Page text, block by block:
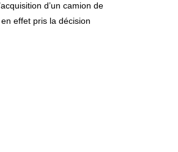
d’un camion de
effet pris la décision